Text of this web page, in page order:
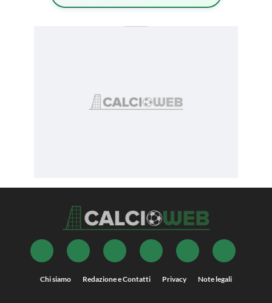
Chi siamo Redazione e Contatti Privacy Note legali